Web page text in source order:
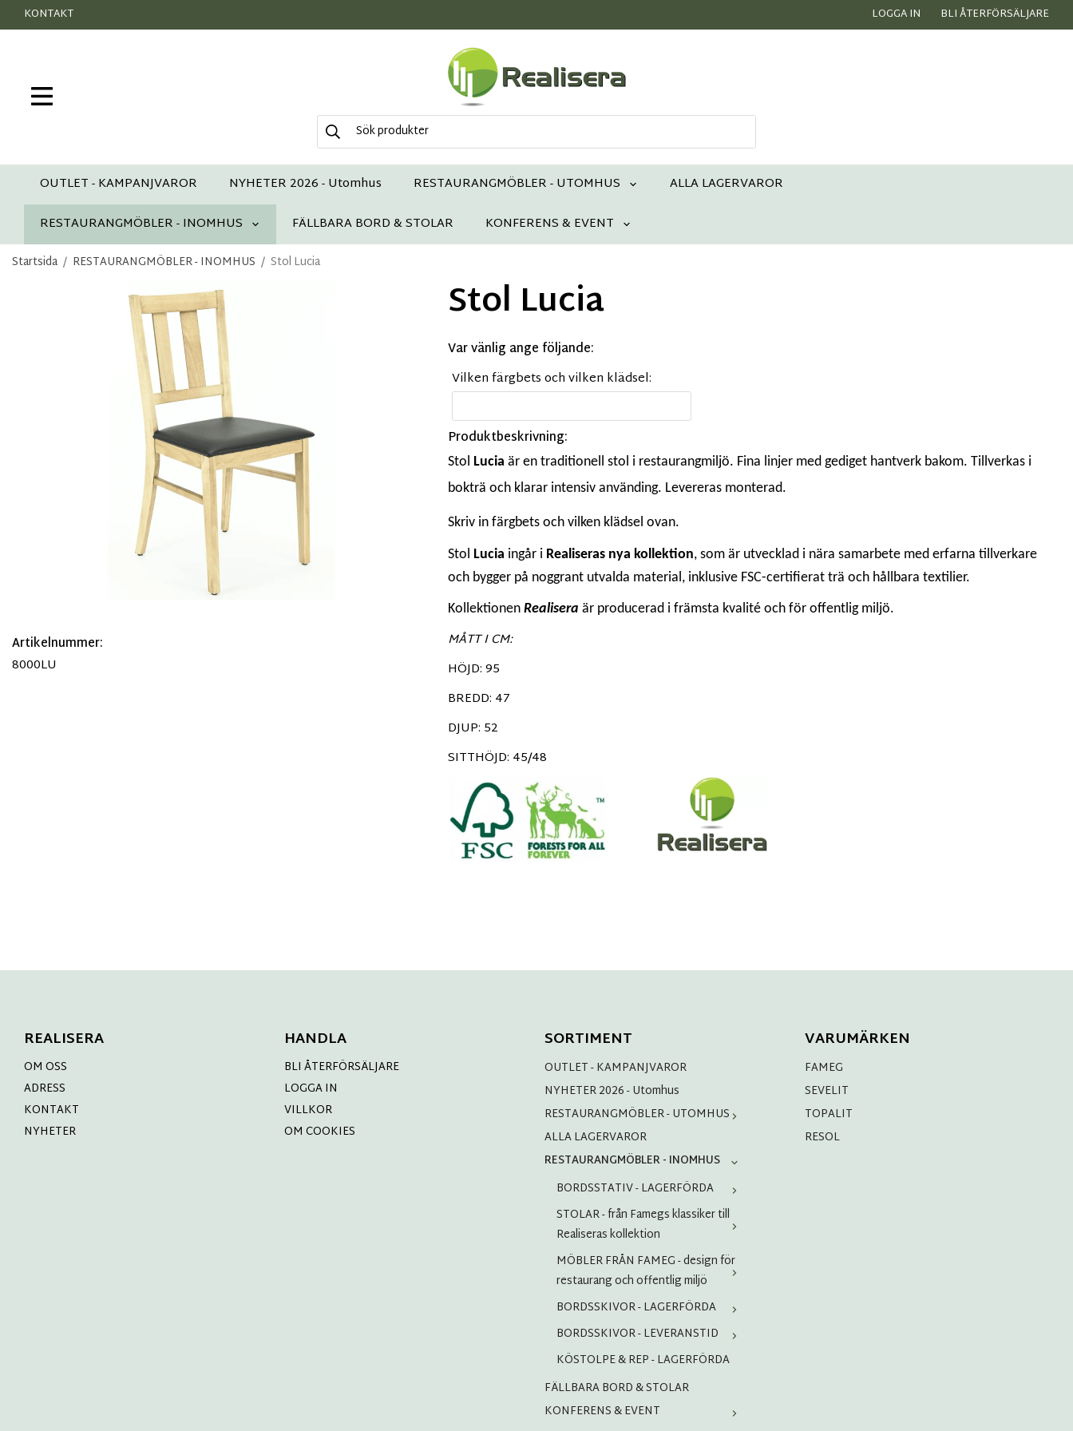
KONTAKT LOGGA IN BLI ÅTERFÖRSÄLJARE
OUTLET - KAMPANJVAROR NYHETER 2026 - Utomhus RESTAURANGMÖBLER - UTOMHUS
ALLA LAGERVAROR
RESTAURANGMÖBLER - INOMHUS
FÄLLBARA BORD & STOLAR KONFERENS & EVENT
Startsida / RESTAURANGMÖBLER - INOMHUS / Stol Lucia
Stol Lucia
Var vänlig ange följande:
Vilken färgbets och vilken klädsel:
Produktbeskrivning:
Stol Lucia är en traditionell stol i restaurangmiljö. Fina linjer med gediget hantverk bakom. Tillverkas i
bokträ och klarar intensiv använding. Levereras monterad.
Skriv in färgbets och vilken klädsel ovan.
Stol Lucia ingår i Realiseras nya kollektion, som är utvecklad i nära samarbete med erfarna tillverkare
och bygger på noggrant utvalda material, inklusive FSC-certifierat trä och hållbara textilier.
Kollektionen Realisera är producerad i främsta kvalité och för offentlig miljö.
MÅTT I CM:
HÖJD: 95
BREDD: 47
DJUP: 52
SITTHÖJD: 45/48
Artikelnummer:
8000LU
REALISERA
OM OSS
ADRESS
KONTAKT
NYHETER
HANDLA
BLI ÅTERFÖRSÄLJARE
LOGGA IN
VILLKOR
OM COOKIES
SORTIMENT
OUTLET - KAMPANJVAROR
NYHETER 2026 - Utomhus
RESTAURANGMÖBLER - UTOMHUS
ALLA LAGERVAROR
RESTAURANGMÖBLER - INOMHUS
BORDSSTATIV - LAGERFÖRDA
STOLAR - från Famegs klassiker till
Realiseras kollektion
MÖBLER FRÅN FAMEG - design för
restaurang och offentlig miljö
BORDSSKIVOR - LAGERFÖRDA
BORDSSKIVOR - LEVERANSTID
KÖSTOLPE & REP - LAGERFÖRDA
FÄLLBARA BORD & STOLAR
KONFERENS & EVENT
VARUMÄRKEN
FAMEG
SEVELIT
TOPALIT
RESOL